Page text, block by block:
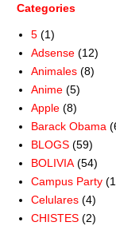
Categories
5 (1)
Adsense (12)
Animales (8)
Anime (5)
Apple (8)
Barack Obama
BLOGS (59)
BOLIVIA (54)
Campus Party
Celulares (4)
CHISTES (2)